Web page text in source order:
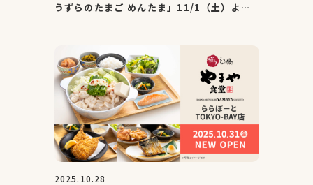
うずらのたまご めんたま」11/1（土）より
2025.10.28